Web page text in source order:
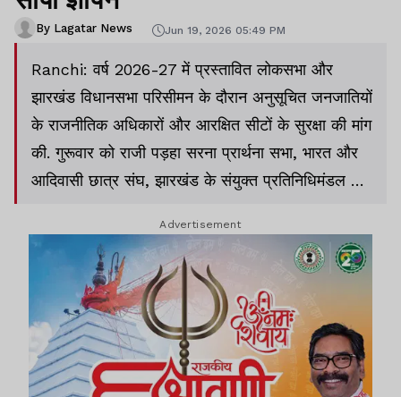
By Lagatar News Jun 19, 2026 05:49 PM
Ranchi: वर्ष 2026-27 में प्रस्तावित लोकसभा और
झारखंड विधानसभा परिसीमन के दौरान अनुसूचित जनजातियों
के राजनीतिक अधिकारों और आरक्षित सीटों के सुरक्षा की मांग
की. गुरूवार को राजी पड़हा सरना प्रार्थना सभा, भारत और
आदिवासी छात्र संघ, झारखंड के संयुक्त प्रतिनिधिमंडल ने
Advertisement